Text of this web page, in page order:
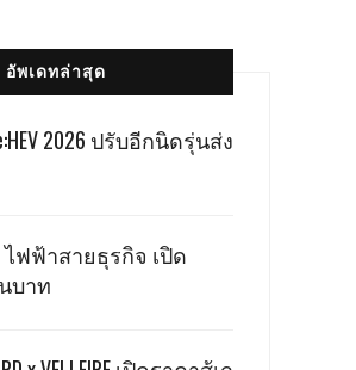
อัพเดทล่าสุด
2026 ปรับอีกนิดรุ่นส่ง
ไฟฟ้าสายธุรกิจ เปิด
บาท